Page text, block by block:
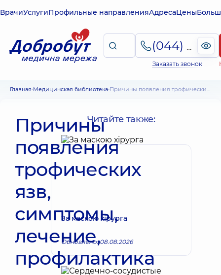
ВрачиУслугиПрофильные направленияАдресаЦены
(044) 495-2-888
Заказать звонок
Главная Медицинская библиотека Причины появления трофических язв, симптомы, лечение, профилактика
Причины
появления
трофических
язв,
симптомы,
лечение,
профилактика
Читайте также:
За маскою хірурга
Обновлено: 08.08.2026